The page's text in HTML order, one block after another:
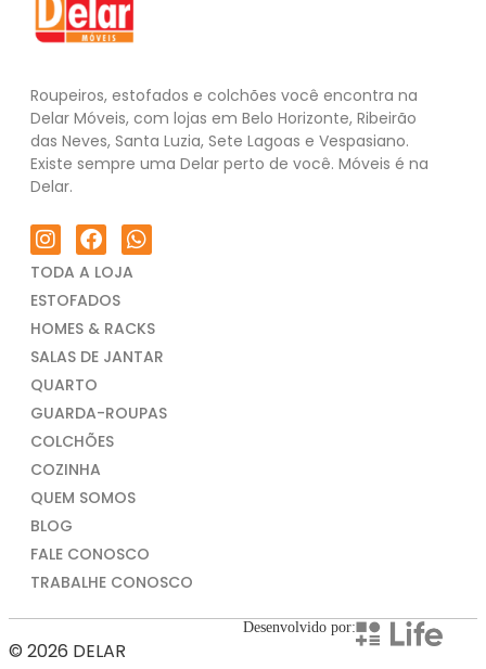
Roupeiros, estofados e colchões você encontra na
Delar Móveis, com lojas em Belo Horizonte, Ribeirão
das Neves, Santa Luzia, Sete Lagoas e Vespasiano.
Existe sempre uma Delar perto de você. Móveis é na
Delar.
TODA A LOJA
ESTOFADOS
HOMES & RACKS
SALAS DE JANTAR
QUARTO
GUARDA-ROUPAS
COLCHÕES
COZINHA
QUEM SOMOS
BLOG
FALE CONOSCO
TRABALHE CONOSCO
© 2026 DELAR
Desenvolvido por: